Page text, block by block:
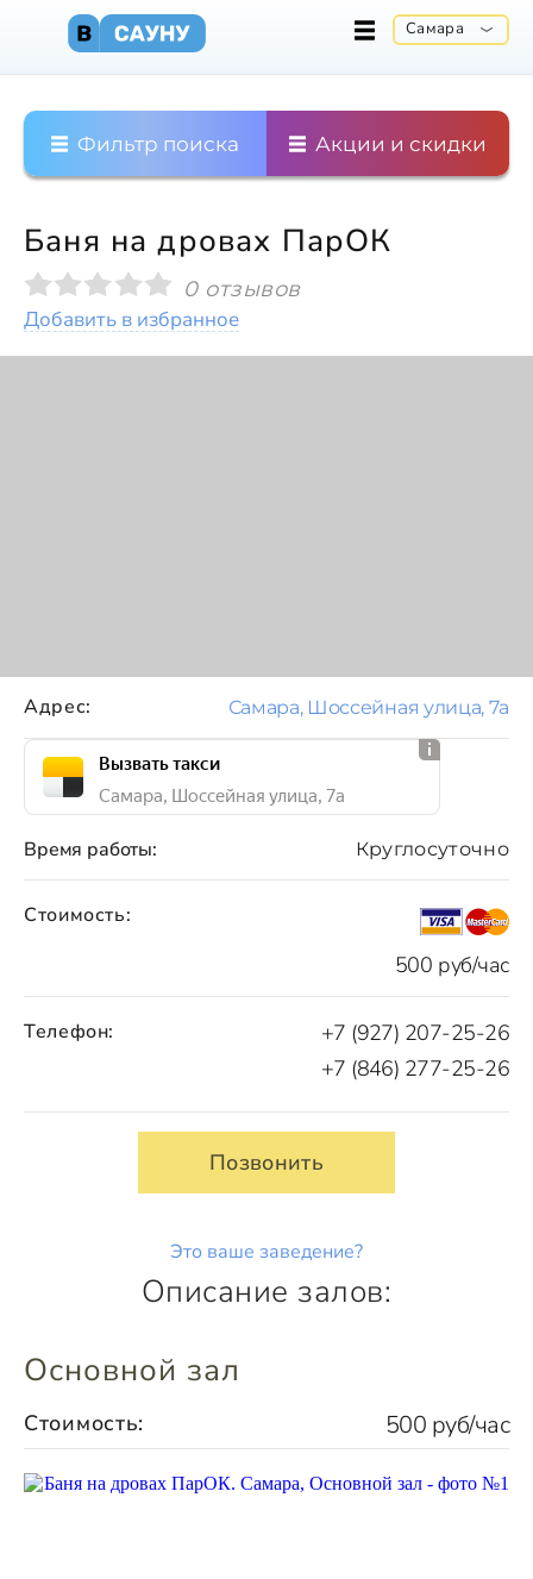
Самара
Фильтр поиска Акции и скидки
Баня на дровах ПарОК
0 отзывов
Добавить в избранное
Стоимость:
500 руб/час
Время работы: Круглосуточно
Телефон:
+7 (927) 207-25-26
+7 (846) 277-25-26
Позвонить
Это ваше заведение?
Адрес: Самара, Шоссейная улица, 7а
Вызвать такси
Самара, Шоссейная улица, 7а
Описание залов:
Основной зал
Стоимость: 500 руб/час